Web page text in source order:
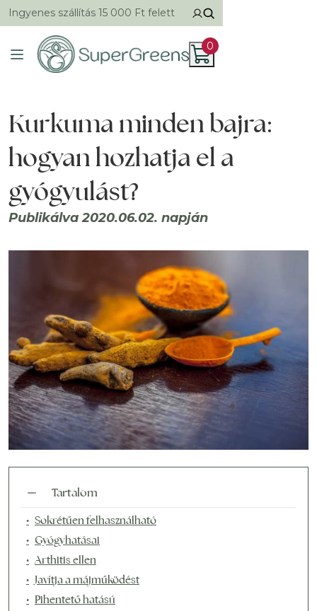
Ingyenes szállítás 15 000 Ft felett
0
Kurkuma minden bajra:
hogyan hozhatja el a
gyógyulást?
Publikálva 2020.06.02. napján
Tartalom
Sokrétűen felhasználható
Gyógyhatásai
Arthitis ellen
Javítja a májműködést
Pihentető hatású